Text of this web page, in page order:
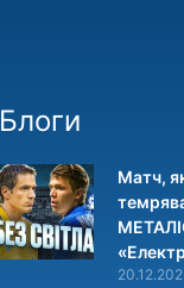
Блоги
Матч,